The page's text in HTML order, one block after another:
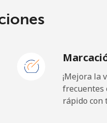
14 min por ⁦$5⁩
¡Mejora la
frecuentes
rápido con